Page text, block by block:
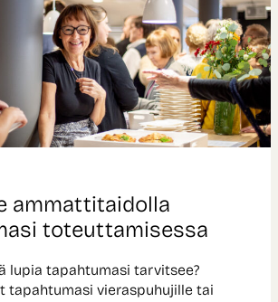
ammattitaidolla
toteuttamisessa
lupia tapahtumasi tarvitsee?
tapahtumasi vieraspuhujille tai